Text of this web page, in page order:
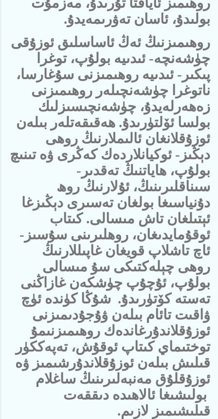
بولىدۇ، ئاسان تەۋرىمەيدۇ.
روھىمىزنىڭ ئەڭ ئاساسلىق ئوزۇقى
چۈشەنچە- ئىدىيە بولۇپ، توغرا
پىكىر- ئىدىيە روھىمىزنى سۇغارسا،
ناتوغرا چۈشەنچىلەر روھىمىزنى
زەھەرلەيدۇ، چۈشەنچىسىزلىك
بولسا ئۆلتۈرىدۇ. ھەقىقەتلەر بىلەن
ئوزۇقلانغان ئالىملارنىڭ روھى
دېڭىز- ئوكيانلاردەك كەڭرى ۋە تىنىچ
بولۇپ، ھاياتنىڭ تەقدىر-
سىناقلىرىنىڭ، ئۇلارنىڭ روھ
دۇنياسىغا بولغان تەسىرى دېڭىزغا
ئېتىلغان تاش مىسالى. كىتاب
ئوقۇمايدىغان، روھلىرىنى سۇسىز-
ئاچ تاشلاپ قويغان غاپىللارنىڭ
روھى چېلەكتىكى سۇ مىسالى
بولۇپ، ئۇچۇپ چۈشكەن غازاڭنى
تەستە كۆتۈرىدۇ. شۇڭا كۈندە ئۈچ
ۋاقىت تائام بىلەن ۋۇجۇدىمىزنى
ئوزۇقلاندۇرغاندەك روھىمىزنىمۇ
توختىماي كىتاپ ئوقۇش، تەپەككۈر
قىلىش بىلەن ئوزۇقلاندۇرشىمىز ۋە
ئوزۇقلۇق مەنبەلىرىنىڭ ساغلام
بولىشىغا ئالاھىدە دىققەت
قىلىشىمىز لازىم.